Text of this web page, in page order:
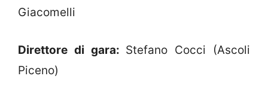
Giacomelli
Direttore di gara: Stefano Cocci (Ascoli
Piceno)